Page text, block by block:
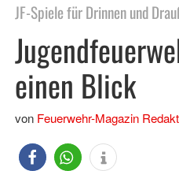
JF-Spiele für Drinnen und
einen Blick
von Feuerwehr-Magazin